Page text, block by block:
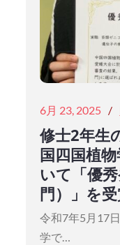
Posted
on
6月 23, 2025
修士2年生
国四国植
いて「優
門）」を受
令和7年5月17
学で…